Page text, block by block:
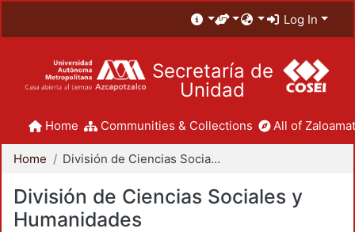
Log In
Secretaría de
Unidad
Home Communities & Collections All of
Home División de Ciencias Sociales y Humanidades
División de Ciencias Sociales y
Humanidades